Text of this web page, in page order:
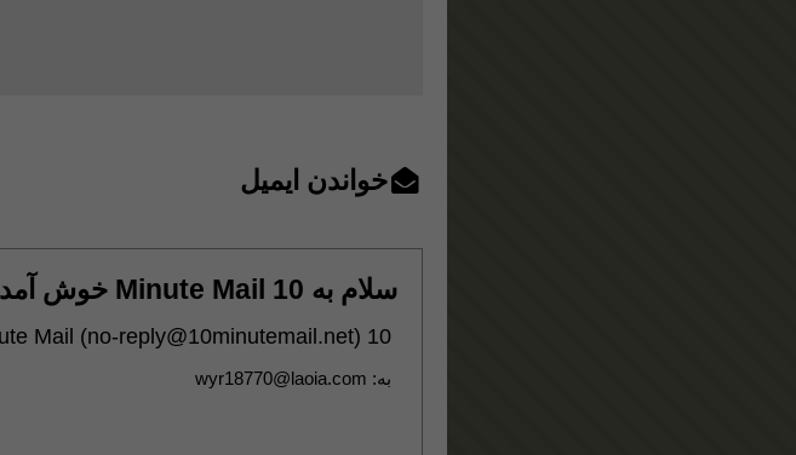
خواندن ایمیل
سلام به 10 Minute Mail خوش آمدید
10 Minute Mail (
no-reply@10minutemail.net)
به: wyr18770@laoia.com